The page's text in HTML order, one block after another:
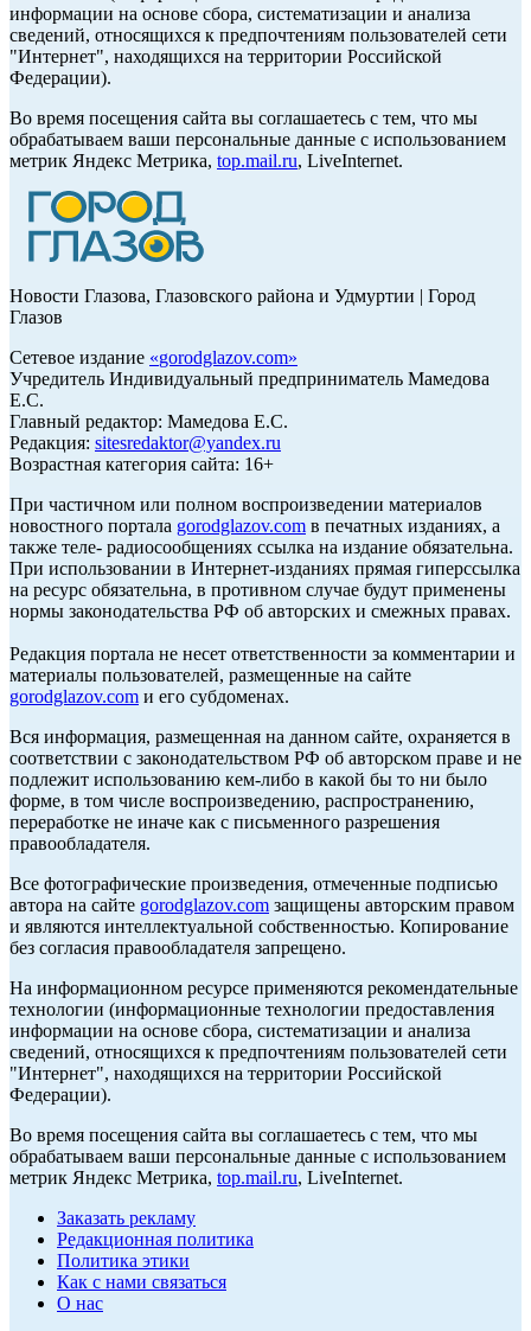
информации на основе сбора, систематизации и анализа
сведений, относящихся к предпочтениям пользователей сети
"Интернет", находящихся на территории Российской
Федерации).
Во время посещения сайта вы соглашаетесь с тем, что мы
обрабатываем ваши персональные данные с использованием
метрик Яндекс Метрика, top.mail.ru, LiveInternet.
Новости Глазова, Глазовского района и Удмуртии | Город
Глазов
Сетевое издание «gorodglazov.com»
Учредитель Индивидуальный предприниматель Мамедова
Е.С.
Главный редактор: Мамедова Е.С.
Редакция: sitesredaktor@yandex.ru
Возрастная категория сайта: 16+
При частичном или полном воспроизведении материалов
новостного портала gorodglazov.com в печатных изданиях, а
также теле- радиосообщениях ссылка на издание обязательна.
При использовании в Интернет-изданиях прямая гиперссылка
на ресурс обязательна, в противном случае будут применены
нормы законодательства РФ об авторских и смежных правах.
Редакция портала не несет ответственности за комментарии и
материалы пользователей, размещенные на сайте
gorodglazov.com и его субдоменах.
Вся информация, размещенная на данном сайте, охраняется в
соответствии с законодательством РФ об авторском праве и не
подлежит использованию кем-либо в какой бы то ни было
форме, в том числе воспроизведению, распространению,
переработке не иначе как с письменного разрешения
правообладателя.
Все фотографические произведения, отмеченные подписью
автора на сайте gorodglazov.com защищены авторским правом
и являются интеллектуальной собственностью. Копирование
без согласия правообладателя запрещено.
На информационном ресурсе применяются рекомендательные
технологии (информационные технологии предоставления
информации на основе сбора, систематизации и анализа
сведений, относящихся к предпочтениям пользователей сети
"Интернет", находящихся на территории Российской
Федерации).
Во время посещения сайта вы соглашаетесь с тем, что мы
обрабатываем ваши персональные данные с использованием
метрик Яндекс Метрика, top.mail.ru, LiveInternet.
Заказать рекламу
Редакционная политика
Политика этики
Как с нами связаться
О нас